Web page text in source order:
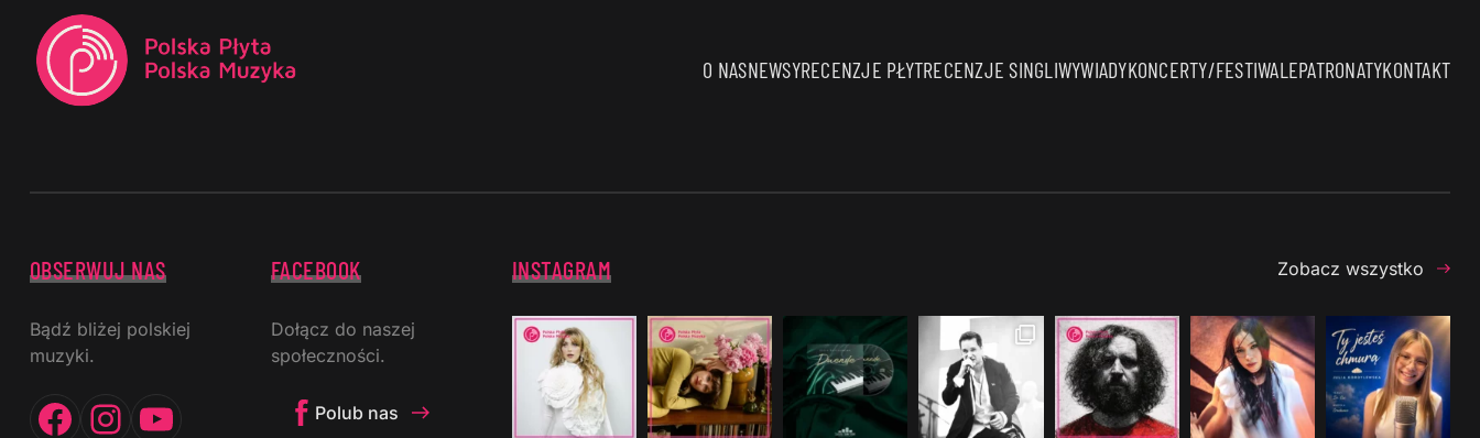
O NASNEWSYRECENZJE PŁYTRECENZJE SINGLIWYWIADYKONCERTY/FESTIWALEPATRONATYKONTAKT
OBSERWUJ NAS
Bądź bliżej polskiej
muzyki.
Facebook
Instagram
YouTube
FACEBOOK
Dołącz do naszej
społeczności.
Polub nas
INSTAGRAM Zobacz wszystko